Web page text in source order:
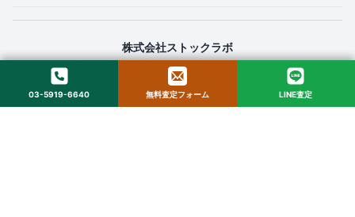
株式会社ストックラボ
〒160-0022 東京都新宿区新宿２丁目１２−１６ セントフォービル ２０３
© 2025 StockLab. All Rights Reserved.
03-5919-6640 無料査定フォーム LINE査定